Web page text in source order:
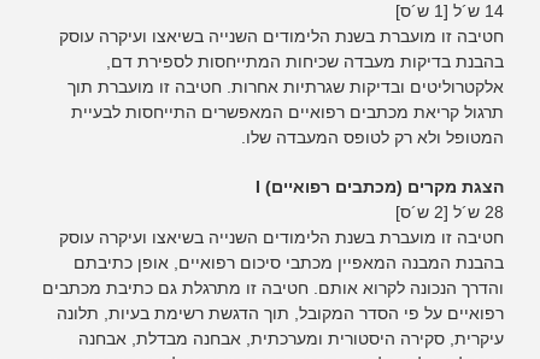
14 ש´ל [1 ש´ס]
חטיבה זו מועברת בשנת הלימודים השנייה בשיאצו ועיקרה עוסק
בהבנת בדיקות מעבדה שכיחות המתייחסות לספירת דם,
אלקטרוליטים ובדיקות שגרתיות אחרות. חטיבה זו מועברת תוך
תרגול קריאת מכתבים רפואיים המאפשרים התייחסות לבעיית
המטופל ולא רק לטופס המעבדה שלו.
הצגת מקרים (מכתבים רפואיים) I
28 ש´ל [2 ש´ס]
חטיבה זו מועברת בשנת הלימודים השנייה בשיאצו ועיקרה עוסק
בהבנת המבנה המאפיין מכתבי סיכום רפואיים, אופן כתיבתם
והדרך הנכונה לקרוא אותם. חטיבה זו מתרגלת גם כתיבת מכתבים
רפואיים על פי הסדר המקובל, תוך הדגשת רשימת בעיות, תלונה
עיקרית, סקירה היסטורית ומערכתית, אבחנה מבדלת, אבחנה